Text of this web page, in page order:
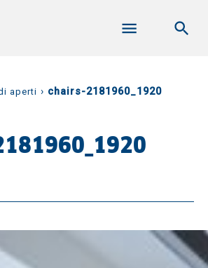
aperti › chairs-2181960_1920